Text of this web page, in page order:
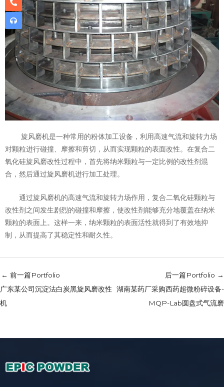
旋风磨机是一种常用的粉体加工设备，利用高速气流和旋转力场
对颗粒进行碰撞、摩擦和剪切，从而实现颗粒的表面改性。在复合二
氧化硅旋风磨改性过程中，首先将纳米颗粒与一定比例的改性剂混
合，然后通过旋风磨机进行加工处理。
通过旋风磨机的高速气流和旋转力场作用，复合二氧化硅颗粒与
改性剂之间发生剧烈的碰撞和摩擦，使改性剂能够充分地覆盖在纳米
颗粒的表面上。这样一来，纳米颗粒的表面活性就得到了有效地抑
制，从而提高了其稳定性和耐久性。
← 前一篇Portfolio
广东某公司沉淀法白炭黑旋风磨改性
机
后一篇Portfolio →
湖南某药厂采购西药超微粉碎设备-
MQP-Lab圆盘式气流磨